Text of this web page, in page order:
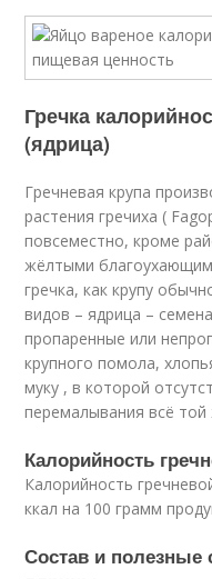
Гречка
(ядрица)
Гречневая крупа
растения гречиха (
повсеместно, кроме
жёлтыми
гречка, как крупу
видов – ядрица –
пропаренные или
крупного помола,
муку , в которой
перемалывания всё
Калорийность
Калорийность
ккал на 100 грамм
Состав и полезные